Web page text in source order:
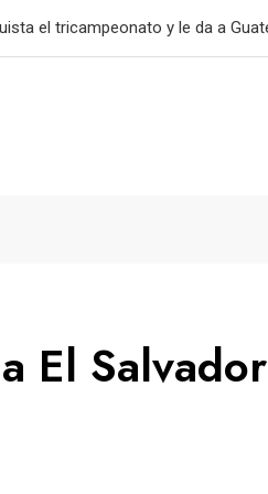
FC y suma su primer triunfo
El Salvador